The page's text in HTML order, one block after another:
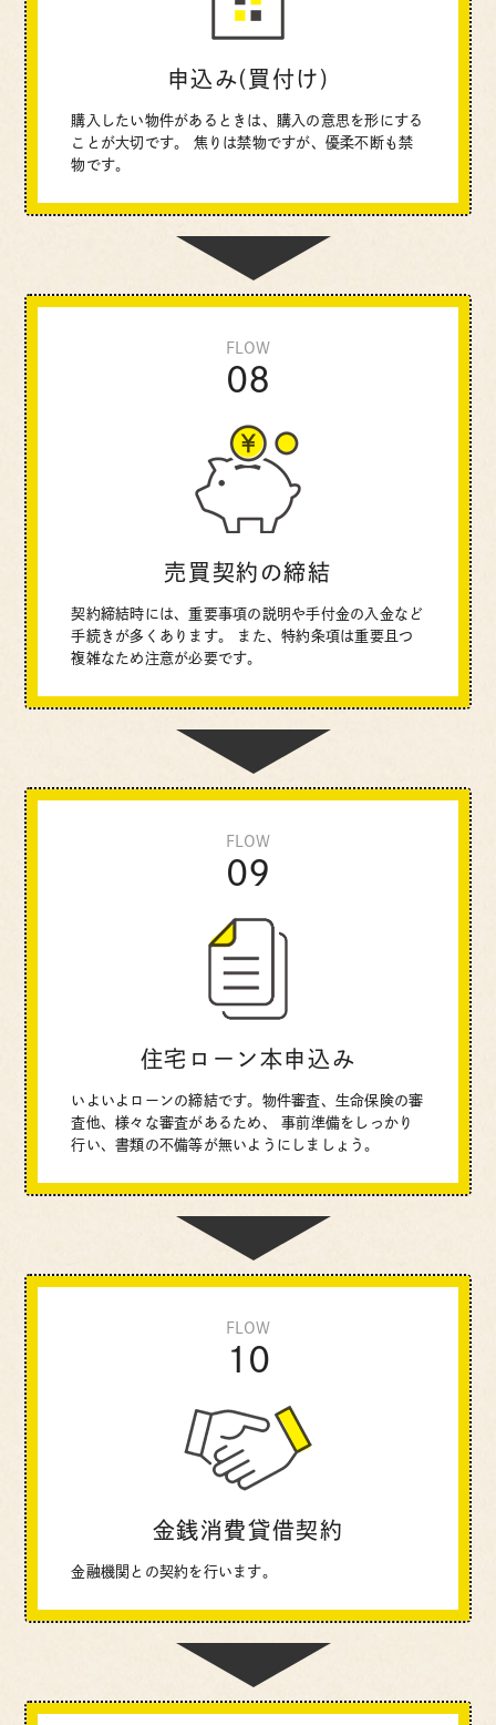
申込み(買付け)
購入したい物件があるときは、購入の意思を形にする
ことが大切です。
焦りは禁物ですが、優柔不断も禁
物です。
FLOW
08
売買契約の締結
契約締結時には、重要事項の説明や手付金の入金など
手続きが多くあります。
また、特約条項は重要且つ
複雑なため注意が必要です。
FLOW
09
住宅ローン本申込み
いよいよローンの締結です。物件審査、生命保険の審
査他、様々な審査があるため、
事前準備をしっかり
行い、書類の不備等が無いようにしましょう。
FLOW
10
金銭消費貸借契約
金融機関との契約を行います。